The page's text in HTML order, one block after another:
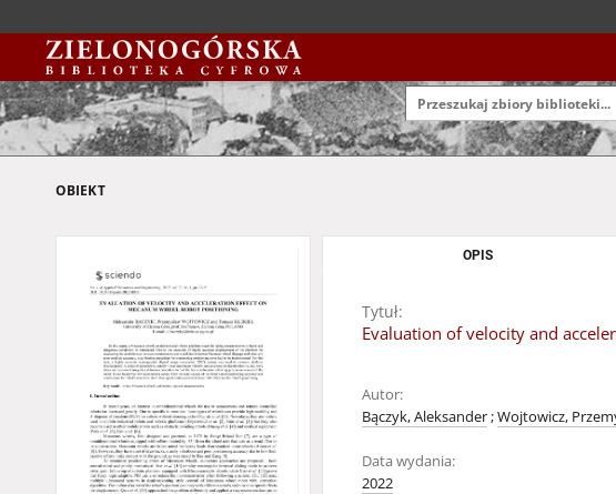
OBIEKT
OPIS
Tytuł:
Evaluation of velocity and
Autor:
Bączyk, Aleksander;Wojtowicz,
Data wydania:
2022